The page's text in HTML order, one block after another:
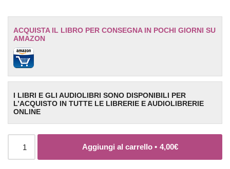
ACQUISTA IL LIBRO PER CONSEGNA IN POCHI GIORNI SU
AMAZON
I LIBRI E GLI AUDIOLIBRI SONO DISPONIBILI PER
L’ACQUISTO IN TUTTE LE LIBRERIE E AUDIOLIBRERIE
ONLINE
Aggiungi al carrello • 4,00€